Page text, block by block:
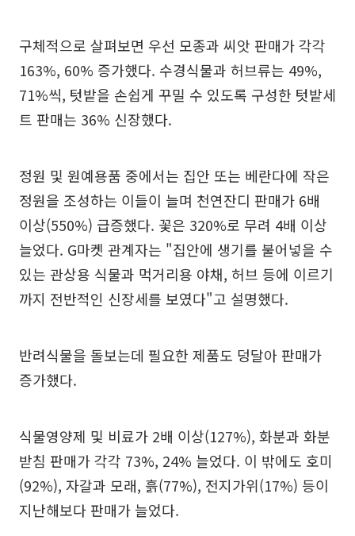
구체적으로 살펴보면 우선 모종과 씨앗 판매가 각각
163%, 60% 증가했다. 수경식물과 허브류는 49%,
71%씩, 텃밭을 손쉽게 꾸밀 수 있도록 구성한 텃밭세
트 판매는 36% 신장했다.
정원 및 원예용품 중에서는 집안 또는 베란다에 작은
정원을 조성하는 이들이 늘며 천연잔디 판매가 6배
이상(550%) 급증했다. 꽃은 320%로 무려 4배 이상
늘었다. G마켓 관계자는 "집안에 생기를 불어넣을 수
있는 관상용 식물과 먹거리용 야채, 허브 등에 이르기
까지 전반적인 신장세를 보였다"고 설명했다.
반려식물을 돌보는데 필요한 제품도 덩달아 판매가
증가했다.
식물영양제 및 비료가 2배 이상(127%), 화분과 화분
받침 판매가 각각 73%, 24% 늘었다. 이 밖에도 호미
(92%), 자갈과 모래, 흙(77%), 전지가위(17%) 등이
지난해보다 판매가 늘었다.